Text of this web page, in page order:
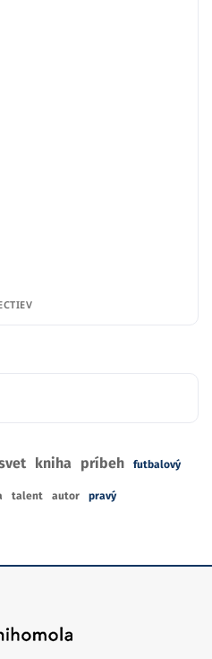
kniha príbeh futbalový
talent autor pravý